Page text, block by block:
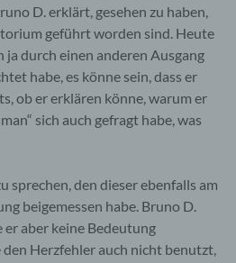
D. erklärt, gesehen zu haben,
geführt worden sind. Heute
ja durch einen anderen Ausgang
habe, es könne sein, dass er
ob er erklären könne, warum er
sich auch gefragt habe, was
sprechen, den dieser ebenfalls am
beigemessen habe. Bruno D.
aber keine Bedeutung
den Herzfehler auch nicht benutzt,